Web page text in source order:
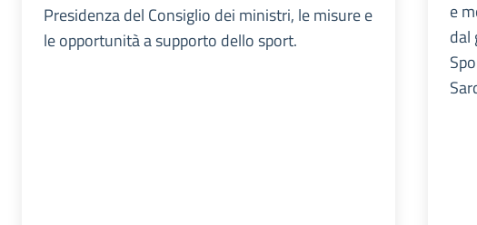
Presidenza del Consiglio dei ministri, le misure e
le opportunità a supporto dello sport.
e
dal